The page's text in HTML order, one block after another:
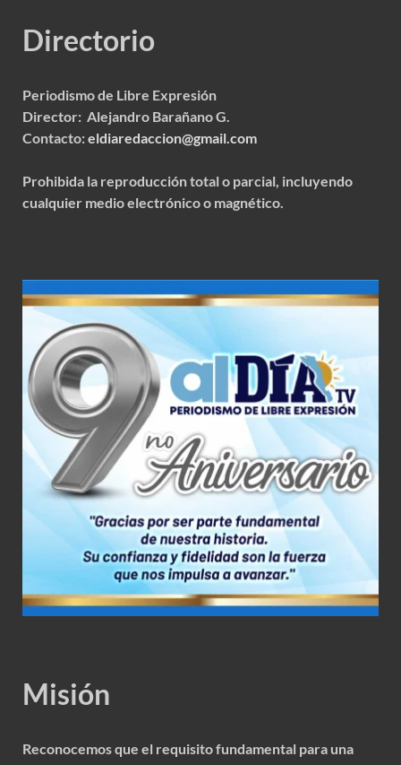
Directorio
Periodismo de Libre Expresión
Director: Alejandro Barañano G.
Contacto:eldiaredaccion@gmail.com
Prohibida la reproducción total o parcial, incluyendo
cualquier medio electrónico o magnético.
Misión
Reconocemos que el requisito fundamental para una